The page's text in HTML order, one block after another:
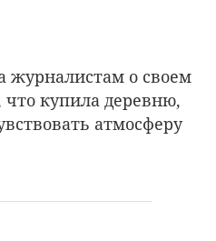
журналистам о своем
купила деревню,
атмосферу